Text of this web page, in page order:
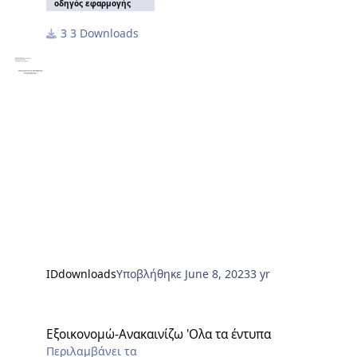
οδηγός εφαρμογής
3 Downloads
IDdownloadsΥποβλήθηκε June 8, 20233 yr
Εξοικονομώ-Ανακαινίζω 'Ολα τα έντυπα
Περιλαμβάνει τα